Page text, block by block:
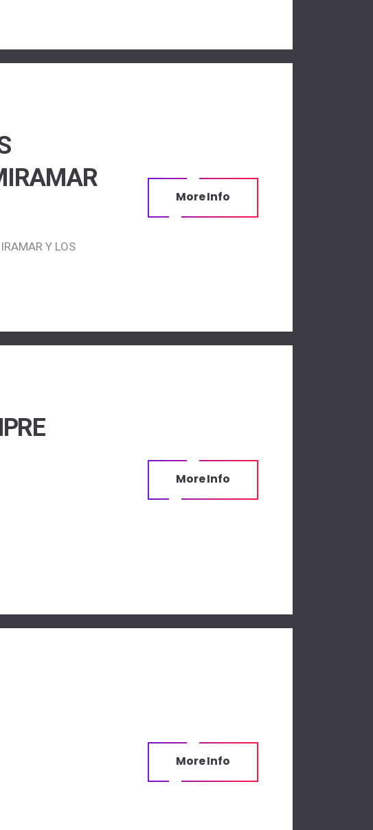
Y LOS
More Info
More Info
More Info